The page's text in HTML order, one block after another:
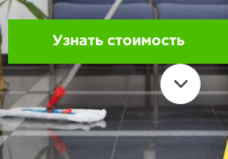
Узнать стоимость